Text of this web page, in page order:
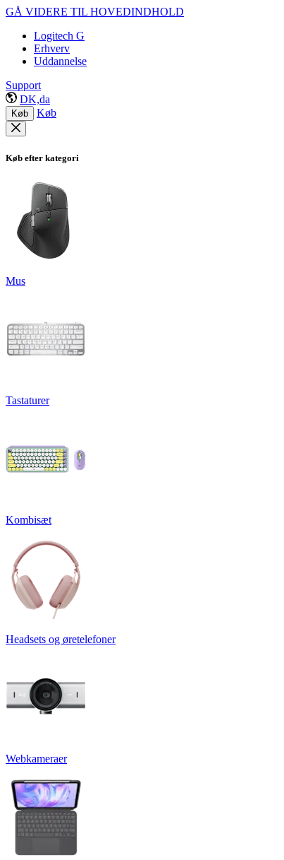
GÅ VIDERE TIL HOVEDINDHOLD
Logitech G
Erhverv
Uddannelse
Support
DK,da
Køb Køb
Køb efter kategori
Mus
Tastaturer
Kombisæt
Headsets og øretelefoner
Webkameraer